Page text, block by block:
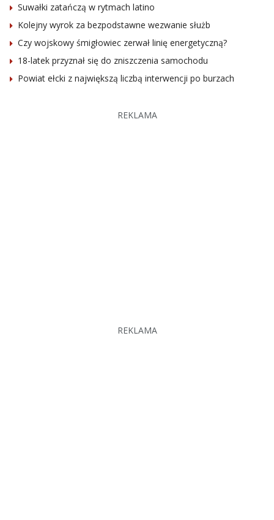
Suwałki zatańczą w rytmach latino
Kolejny wyrok za bezpodstawne wezwanie służb
Czy wojskowy śmigłowiec zerwał linię energetyczną?
18-latek przyznał się do zniszczenia samochodu
Powiat ełcki z największą liczbą interwencji po burzach
REKLAMA
REKLAMA